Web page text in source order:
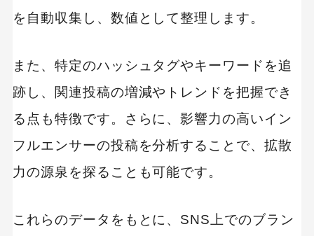
を自動収集し、数値として整理します。
また、特定のハッシュタグやキーワードを追
跡し、関連投稿の増減やトレンドを把握でき
る点も特徴です。さらに、影響力の高いイン
フルエンサーの投稿を分析することで、拡散
力の源泉を探ることも可能です。
これらのデータをもとに、SNS上でのブラン